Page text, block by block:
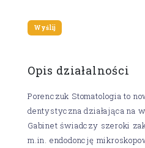
Opis działalności
Porenczuk Stomatologia to
dentystyczna działająca na
Gabinet świadczy szeroki
m.in. endodoncję